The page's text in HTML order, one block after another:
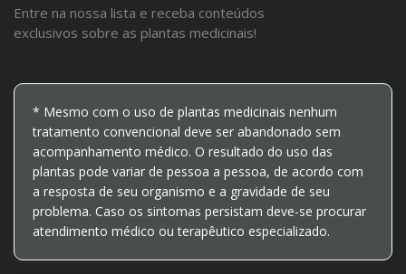
Entre na nossa lista e receba conteúdos
exclusivos sobre as plantas medicinais!
* Mesmo com o uso de plantas medicinais nenhum
tratamento convencional deve ser abandonado sem
acompanhamento médico. O resultado do uso das
plantas pode variar de pessoa a pessoa, de acordo com
a resposta de seu organismo e a gravidade de seu
problema. Caso os sintomas persistam deve-se procurar
atendimento médico ou terapêutico especializado.